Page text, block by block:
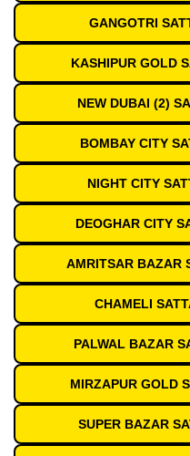
GANGOTRI
KASHIPUR GOLD
NEW DUBAI (2)
BOMBAY CITY
NIGHT CITY
DEOGHAR CITY
AMRITSAR BAZAR
CHAMELI
PALWAL BAZAR
MIRZAPUR GOLD
SUPER BAZAR